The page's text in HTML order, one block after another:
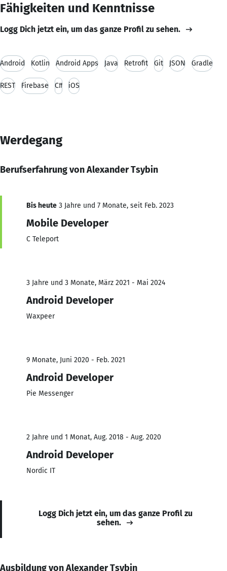
Fähigkeiten und Kenntnisse
Logg Dich jetzt ein, um das ganze Profil zu sehen.
Android Kotlin Android Apps Java Retrofit Git JSON Gradle
REST Firebase C# iOS
Werdegang
Berufserfahrung von Alexander Tsybin
Bis heute 3 Jahre und 7 Monate, seit Feb. 2023
Mobile Developer
C Teleport
3 Jahre und 3 Monate, März 2021 - Mai 2024
Android Developer
Waxpeer
9 Monate, Juni 2020 - Feb. 2021
Android Developer
Pie Messenger
2 Jahre und 1 Monat, Aug. 2018 - Aug. 2020
Android Developer
Nordic IT
Logg Dich jetzt ein, um das ganze Profil zu
sehen.
Ausbildung von Alexander Tsybin